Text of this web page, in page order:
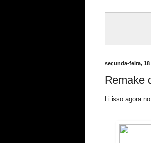
segunda-feira,
Remake
Li isso agora